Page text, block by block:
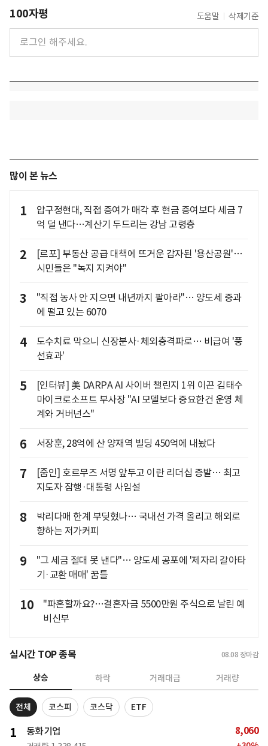
100자평 도움말 삭제기준
많이 본 뉴스
1
압구정현대, 직접 증여가 매각 후 현금 증여보다 세금 7
억 덜 낸다…계산기 두드리는 강남 고령층
2
[르포] 부동산 공급 대책에 뜨거운 감자된 '용산공원'…
시민들은 "녹지 지켜야"
3
"직접 농사 안 지으면 내년까지 팔아라"… 양도세 중과
에 떨고 있는 6070
4
도수치료 막으니 신장분사·체외충격파로… 비급여 '풍
선효과'
5
[인터뷰] 美 DARPA AI 사이버 챌린지 1위 이끈 김태수
마이크로소프트 부사장 "AI 모델보다 중요한건 운영 체
계와 거버넌스"
6 서장훈, 28억에 산 양재역 빌딩 450억에 내놨다
7
[줌인] 호르무즈 서명 앞두고 이란 리더십 증발… 최고
지도자 잠행·대통령 사임설
8
박리다매 한계 부딪혔나… 국내선 가격 올리고 해외로
향하는 저가커피
9
"그 세금 절대 못 낸다"… 양도세 공포에 '제자리 갈아타
기·교환 매매' 꿈틀
10
"파혼할까요?…결혼자금 5500만원 주식으로 날린 예
비신부
실시간 TOP 종목 08.08 장마감
상승 하락 거래대금 거래량
전체 코스피 코스닥 ETF
1 동화기업 8,060